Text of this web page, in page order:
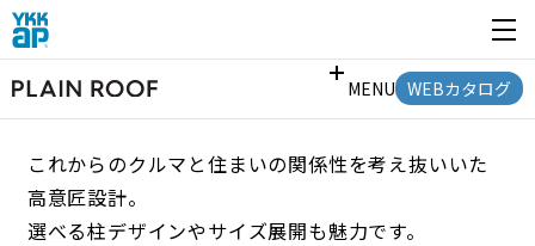
開く
MENU
HOME
デザイン
高性能
WEBカタログ
これからのクルマと住まいの関係性を考え抜いいた
高意匠設計。
選べる柱デザインやサイズ展開も魅力です。